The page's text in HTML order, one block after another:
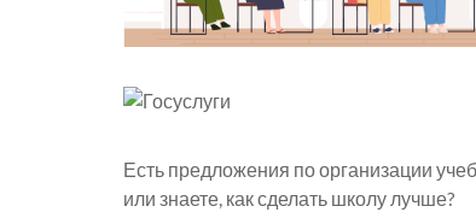
Есть предложения по организации
или знаете, как сделать школу лучше?